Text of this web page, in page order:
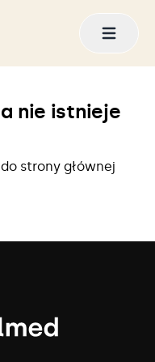
nie istnieje
strony głównej